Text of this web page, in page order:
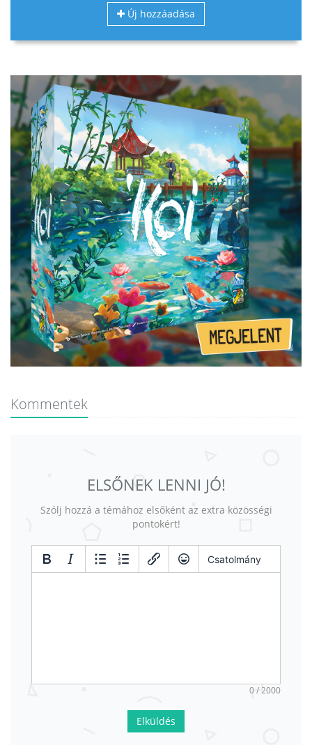
Új hozzáadása
Kommentek
ELSŐNEK LENNI JÓ!
Szólj hozzá a témához elsőként az extra közösségi
pontokért!
Csatolmány
0 / 2000
Elküldés